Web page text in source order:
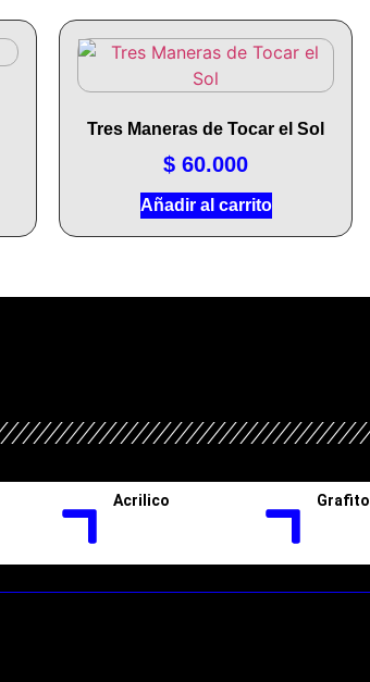
Tres Maneras de Tocar el Sol
$ 60.000
Añadir al carrito
Acrilico Grafito